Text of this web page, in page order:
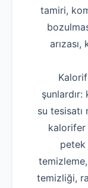
tamiri,
su tesisatı
kalorifer
temizliği,